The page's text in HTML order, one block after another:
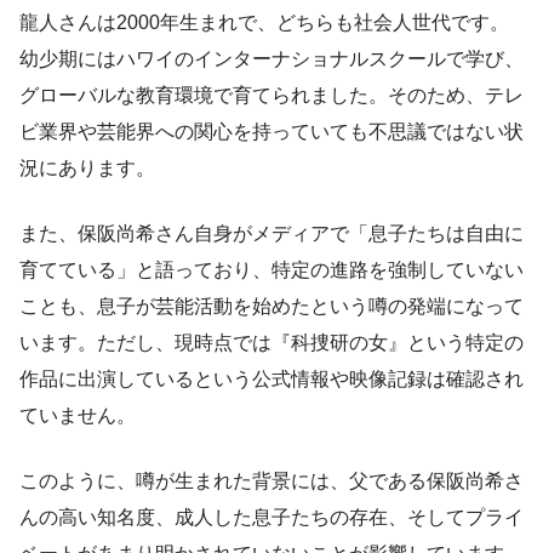
龍人さんは2000年生まれで、どちらも社会人世代です。
幼少期にはハワイのインターナショナルスクールで学び、
グローバルな教育環境で育てられました。そのため、テレ
ビ業界や芸能界への関心を持っていても不思議ではない状
況にあります。
また、保阪尚希さん自身がメディアで「息子たちは自由に
育てている」と語っており、特定の進路を強制していない
ことも、息子が芸能活動を始めたという噂の発端になって
います。ただし、現時点では『科捜研の女』という特定の
作品に出演しているという公式情報や映像記録は確認され
ていません。
このように、噂が生まれた背景には、父である保阪尚希さ
んの高い知名度、成人した息子たちの存在、そしてプライ